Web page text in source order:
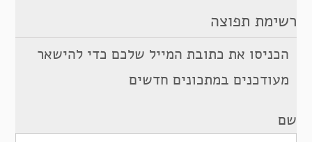
רשימת תפוצה
הכניסו את כתובת המייל שלכם כדי להישאר
מעודכנים במתכונים חדשים
שם